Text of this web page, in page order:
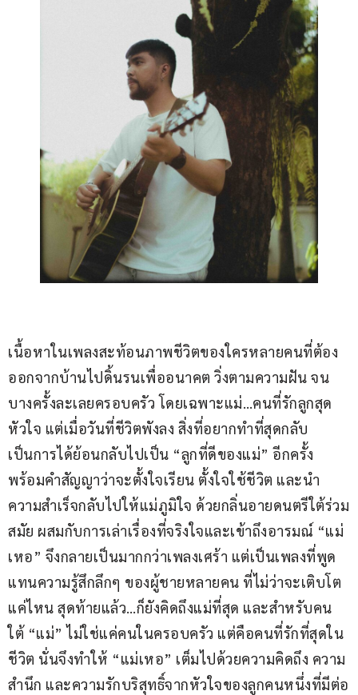
เนื้อหาในเพลงสะท้อนภาพชีวิตของใครหลายคนที่ต้อง
ออกจากบ้านไปดิ้นรนเพื่ออนาคต วิ่งตามความฝัน จน
บางครั้งละเลยครอบครัว โดยเฉพาะแม่…คนที่รักลูกสุด
หัวใจ แต่เมื่อวันที่ชีวิตพังลง สิ่งที่อยากทำที่สุดกลับ
เป็นการได้ย้อนกลับไปเป็น “ลูกที่ดีของแม่” อีกครั้ง
พร้อมคำสัญญาว่าจะตั้งใจเรียน ตั้งใจใช้ชีวิต และนำ
ความสำเร็จกลับไปให้แม่ภูมิใจ ด้วยกลิ่นอายดนตรีใต้ร่วม
สมัย ผสมกับการเล่าเรื่องที่จริงใจและเข้าถึงอารมณ์ “แม่
เหอ” จึงกลายเป็นมากกว่าเพลงเศร้า แต่เป็นเพลงที่พูด
แทนความรู้สึกลึกๆ ของผู้ชายหลายคน ที่ไม่ว่าจะเติบโต
แค่ไหน สุดท้ายแล้ว…ก็ยังคิดถึงแม่ที่สุด และสำหรับคน
ใต้ “แม่” ไม่ใช่แค่คนในครอบครัว แต่คือคนที่รักที่สุดใน
ชีวิต นั่นจึงทำให้ “แม่เหอ” เต็มไปด้วยความคิดถึง ความ
สำนึก และความรักบริสุทธิ์จากหัวใจของลูกคนหนึ่งที่มีต่อ